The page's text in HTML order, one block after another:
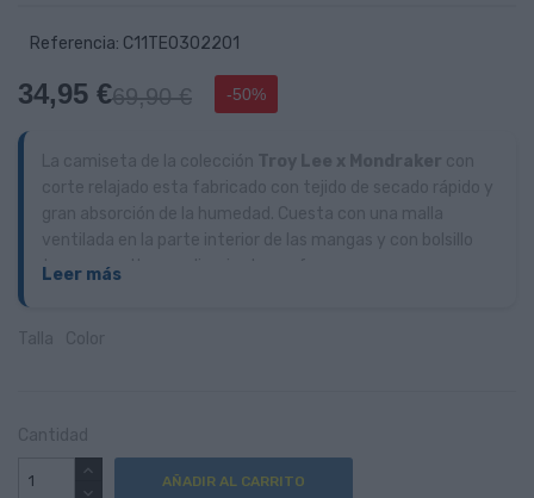
Referencia: C11TE0302201
34,95 €69,90 € -50%
trasero oculto para limpiar tus gafas.
Leer más
AÑADIR AL CARRITO